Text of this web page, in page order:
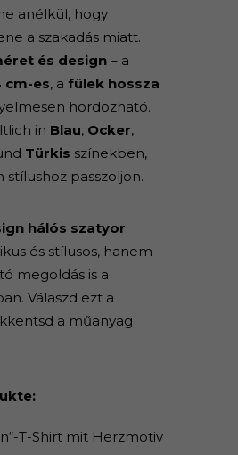
anélkül, hogy
a szakadás miatt.
és design– a
cm-es, a fülek hossza
hordozható.
in Blau, Ocker,
Türkis színekben,
stílushoz passzoljon.
hálós szatyor
és stílusos, hanem
megoldás is a
Válaszd ezt a
a műanyag
T-Shirt mit Herzmotiv